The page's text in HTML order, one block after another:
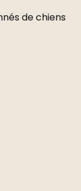
de chiens